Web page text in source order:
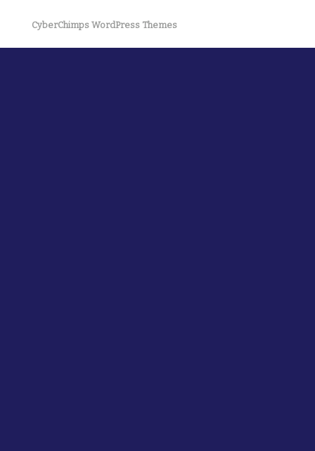
CyberChimps WordPress Themes